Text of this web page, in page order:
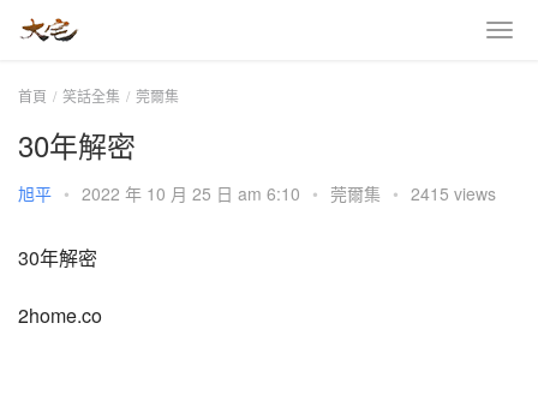
首頁 笑話全集 莞爾集
30年解密
旭平 • 2022 年 10 月 25 日 am 6:10 • 莞爾集 • 2415 views
30年解密
2home.co